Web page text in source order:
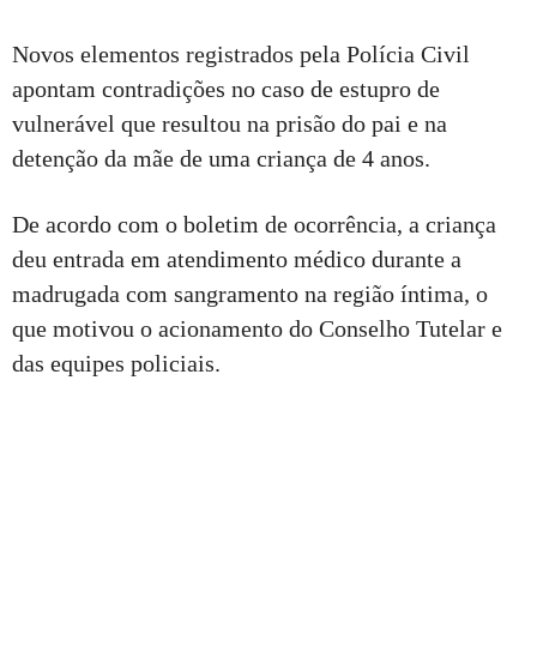
Novos elementos registrados pela Polícia Civil
apontam contradições no caso de estupro de
vulnerável que resultou na prisão do pai e na
detenção da mãe de uma criança de 4 anos.
De acordo com o boletim de ocorrência, a criança
deu entrada em atendimento médico durante a
madrugada com sangramento na região íntima, o
que motivou o acionamento do Conselho Tutelar e
das equipes policiais.